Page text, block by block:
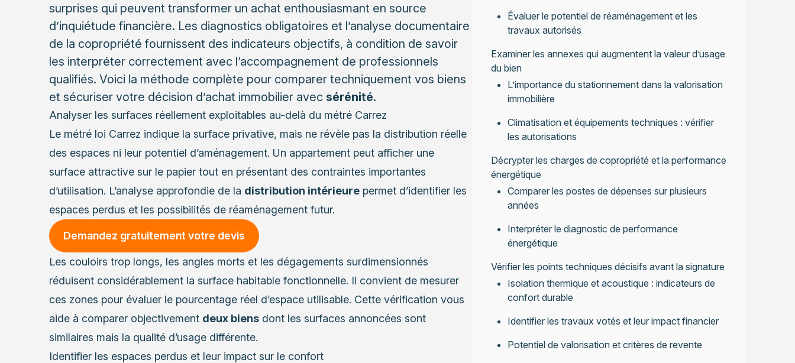
surprises qui peuvent transformer un achat enthousiasmant en source
d’inquiétude financière. Les diagnostics obligatoires et l’analyse documentaire
de la copropriété fournissent des indicateurs objectifs, à condition de savoir
les interpréter correctement avec l’accompagnement de professionnels
qualifiés. Voici la méthode complète pour comparer techniquement vos biens
et sécuriser votre décision d’achat immobilier avec sérénité.
Analyser les surfaces réellement exploitables au-delà du métré Carrez
Le métré loi Carrez indique la surface privative, mais ne révèle pas la distribution réelle
des espaces ni leur potentiel d’aménagement. Un appartement peut afficher une
surface attractive sur le papier tout en présentant des contraintes importantes
d’utilisation. L’analyse approfondie de la distribution intérieurepermet d’identifier les
espaces perdus et les possibilités de réaménagement futur.
Demandez gratuitement votre devis
Les couloirs trop longs, les angles morts et les dégagements surdimensionnés
réduisent considérablement la surface habitable fonctionnelle. Il convient de mesurer
ces zones pour évaluer le pourcentage réel d’espace utilisable. Cette vérification vous
aide à comparer objectivement deux biensdont les surfaces annoncées sont
similaires mais la qualité d’usage différente.
Identifier les espaces perdus et leur impact sur le confort
Évaluer le potentiel de réaménagement et les
travaux autorisés
Examiner les annexes qui augmentent la valeur d’usage
du bien
L’importance du stationnement dans la valorisation
immobilière
Climatisation et équipements techniques : vérifier
les autorisations
Décrypter les charges de copropriété et la performance
énergétique
Comparer les postes de dépenses sur plusieurs
années
Interpréter le diagnostic de performance
énergétique
Vérifier les points techniques décisifs avant la signature
Isolation thermique et acoustique : indicateurs de
confort durable
Identifier les travaux votés et leur impact financier
Potentiel de valorisation et critères de revente